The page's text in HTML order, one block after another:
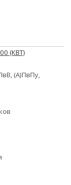
(КВТ)
(А)ПвПу,